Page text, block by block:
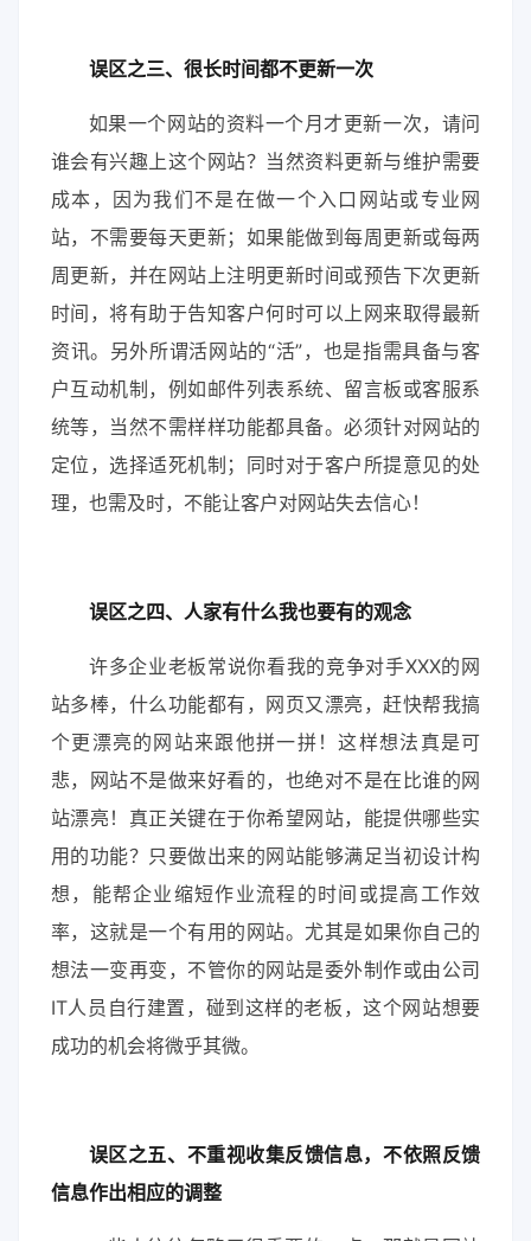
误区之三、很长时间都不更新一次
如果一个网站的资料一个月才更新一次，请问
谁会有兴趣上这个网站？当然资料更新与维护需要
成本，因为我们不是在做一个入口网站或专业网
站，不需要每天更新；如果能做到每周更新或每两
周更新，并在网站上注明更新时间或预告下次更新
时间，将有助于告知客户何时可以上网来取得最新
资讯。另外所谓活网站的“活”，也是指需具备与客
户互动机制，例如邮件列表系统、留言板或客服系
统等，当然不需样样功能都具备。必须针对网站的
定位，选择适死机制；同时对于客户所提意见的处
理，也需及时，不能让客户对网站失去信心！
误区之四、人家有什么我也要有的观念
许多企业老板常说你看我的竞争对手XXX的网
站多棒，什么功能都有，网页又漂亮，赶快帮我搞
个更漂亮的网站来跟他拼一拼！这样想法真是可
悲，网站不是做来好看的，也绝对不是在比谁的网
站漂亮！真正关键在于你希望网站，能提供哪些实
用的功能？只要做出来的网站能够满足当初设计构
想，能帮企业缩短作业流程的时间或提高工作效
率，这就是一个有用的网站。尤其是如果你自己的
想法一变再变，不管你的网站是委外制作或由公司
IT人员自行建置，碰到这样的老板，这个网站想要
成功的机会将微乎其微。
误区之五、不重视收集反馈信息，不依照反馈
信息作出相应的调整